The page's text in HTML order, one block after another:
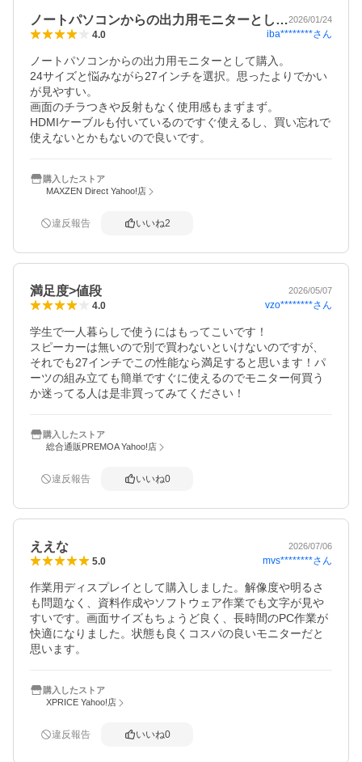
ノートパソコンからの出力用モニターとし…2026/01/24
4.0 iba********さん
ノートパソコンからの出力用モニターとして購入。
24サイズと悩みながら27インチを選択。思ったよりでかい
が見やすい。
画面のチラつきや反射もなく使用感もまずまず。
HDMIケーブルも付いているのですぐ使えるし、買い忘れで
購入したストア
MAXZEN Direct Yahoo!店
違反報告 いいね2
満足度>値段 2026/05/07
4.0 vzo********さん
学生で一人暮らしで使うにはもってこいです！
スピーカーは無いので別で買わないといけないのですが、
それでも27インチでこの性能なら満足すると思います！パ
ーツの組み立ても簡単ですぐに使えるのでモニター何買う
か迷ってる人は是非買ってみてください！
購入したストア
総合通販PREMOA Yahoo!店
違反報告 いいね0
ええな 2026/07/06
5.0 mvs********さん
作業用ディスプレイとして購入しました。解像度や明るさ
も問題なく、資料作成やソフトウェア作業でも文字が見や
すいです。画面サイズもちょうど良く、長時間のPC作業が
快適になりました。状態も良くコスパの良いモニターだと
思います。
購入したストア
XPRICE Yahoo!店
違反報告 いいね0